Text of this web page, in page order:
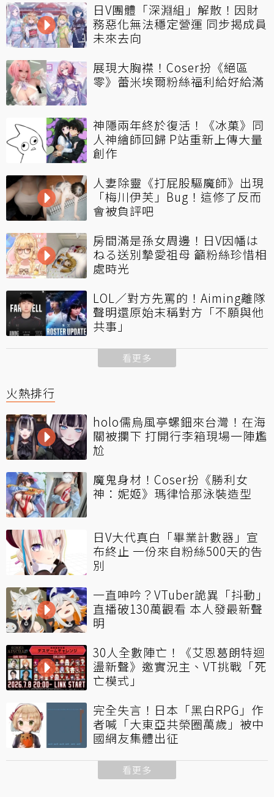
日V團體「深淵組」解散！因財
務惡化無法穩定營運 同步揭成員
未來去向
展現大胸襟！Coser扮《絕區
零》蕾米埃爾粉絲福利給好給滿
神隱兩年終於復活！《冰菓》同
人神繪師回歸 P站重新上傳大量
創作
人妻除靈《打屁股驅魔師》出現
「梅川伊芙」Bug！這修了反而
會被負評吧
房間滿是孫女周邊！日V因幡は
ねる送別摯愛祖母 籲粉絲珍惜相
處時光
LOL／對方先罵的！Aiming離隊
聲明還原始末稱對方「不願與他
共事」
看更多
火熱排行
holo儒烏風亭螺鈿來台灣！在海
關被攔下 打開行李箱現場一陣尷
尬
魔鬼身材！Coser扮《勝利女
神：妮姬》瑪律恰那泳裝造型
日V大代真白「畢業計數器」宣
布終止 一份來自粉絲500天的告
別
一直呻吟？VTuber詭異「抖動」
直播破130萬觀看 本人發最新聲
明
30人全數陣亡！《艾恩葛朗特迴
盪新聲》邀實況主、VT挑戰「死
亡模式」
完全失言！日本「黑白RPG」作
者喊「大東亞共榮圈萬歲」被中
國網友集體出征
看更多